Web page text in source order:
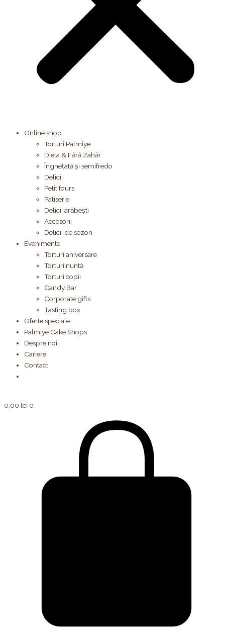
Online shop
Torturi Palmiye
Dieta & Fără Zahăr
Înghețată și semifredo
Delicii
Petit fours
Patiserie
Delicii arăbești
Accesorii
Delicii de sezon
Evenimente
Torturi aniversare
Torturi nuntă
Torturi copii
Candy Bar
Corporate gifts
Tasting box
Oferte speciale
Palmiye Cake Shops
Despre noi
Cariere
Contact
0,00 lei 0